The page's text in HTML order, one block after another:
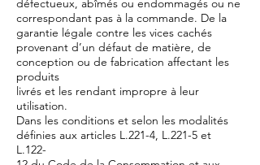
défectueux, abîmés ou endommagés ou ne
correspondant pas à la commande. De la
garantie légale contre les vices cachés
provenant d’un défaut de matière, de
conception ou de fabrication affectant les
produits
livrés et les rendant impropre à leur
utilisation.
Dans les conditions et selon les modalités
définies aux articles L.221-4, L.221-5 et
L.122-